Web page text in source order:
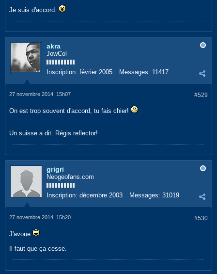
Je suis d'accord.
akra
JowCol
Inscription: février 2005 Messages: 11417
#529
27 novembre 2014, 15h07
On est trop souvent d'accord, tu fais chier!
Un suisse a dit: Régis reflector!
grigri
Neogeofans.com
Inscription: décembre 2003 Messages: 31019
#530
27 novembre 2014, 15h20
J'avoue
Il faut que ça cesse.